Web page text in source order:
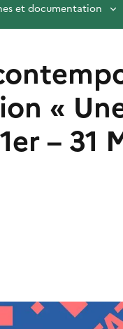
et documentation
«
– 31